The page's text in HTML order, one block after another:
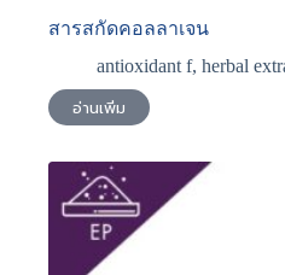
สารสกัดคอลลาเจน
antioxidant f, herbal
อ่านเพิ่ม